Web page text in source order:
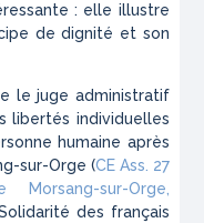
: elle illustre
de dignité et son
le juge administratif
libertés individuelles
humaine après
sur-Orge (CE Ass. 27
sur-Orge,
des français